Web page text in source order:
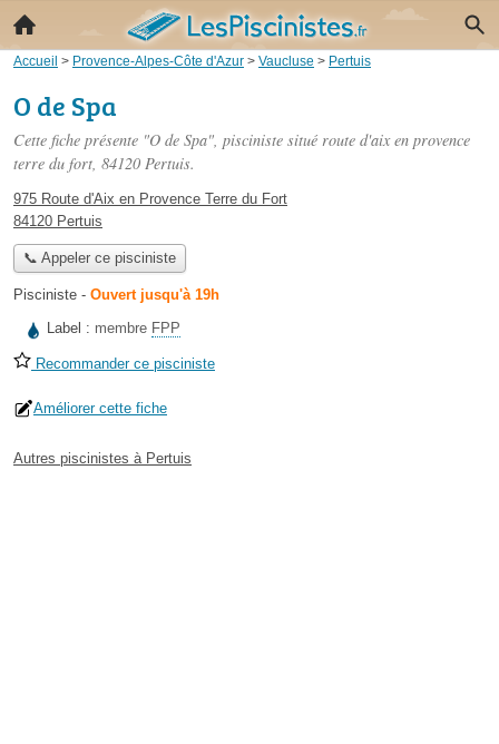
Accueil > Provence-Alpes-Côte d'Azur > Vaucluse > Pertuis
O de Spa
Cette fiche présente "O de Spa", pisciniste situé route d'aix en provence
terre du fort, 84120 Pertuis.
975 Route d'Aix en Provence Terre du Fort
84120 Pertuis
📞 Appeler ce pisciniste
Pisciniste - Ouvert jusqu'à 19h
Label : membre FPP
Recommander ce pisciniste
Améliorer cette fiche
Autres piscinistes à Pertuis